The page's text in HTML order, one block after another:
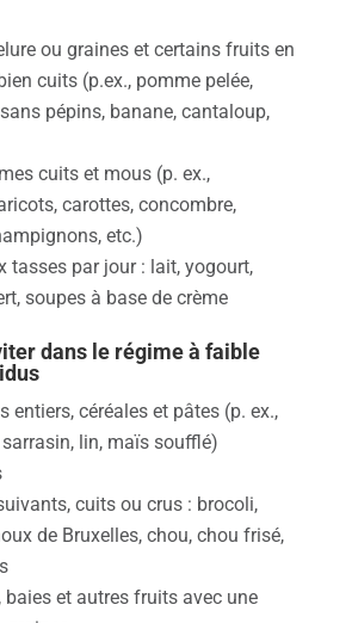
ou graines et certains fruits en
cuits (p.ex., pomme pelée,
pépins, banane, cantaloup,
cuits et mous (p. ex.,
carottes, concombre,
etc.)
tasses par jour : lait, yogourt,
soupes à base de crème
dans le régime à faible
entiers, céréales et pâtes (p. ex.,
lin, maïs soufflé)
cuits ou crus : brocoli,
de Bruxelles, chou, chou frisé,
baies et autres fruits avec une